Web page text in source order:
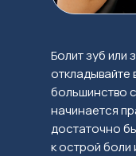
Болит зуб или
откладывайте
большинство
начинается
достаточно
к острой